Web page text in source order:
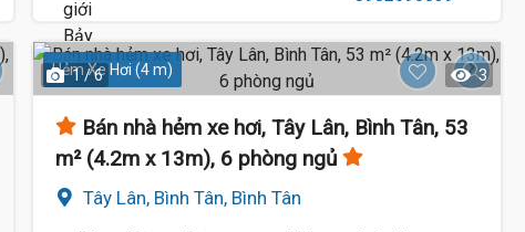
Hẻm Xe Hơi (4 m)
1 / 6 3
Bán nhà hẻm xe hơi, Tây Lân, Bình Tân, 53
m² (4.2m x 13m), 6 phòng ngủ
Tây Lân, Bình Tân, Bình Tân